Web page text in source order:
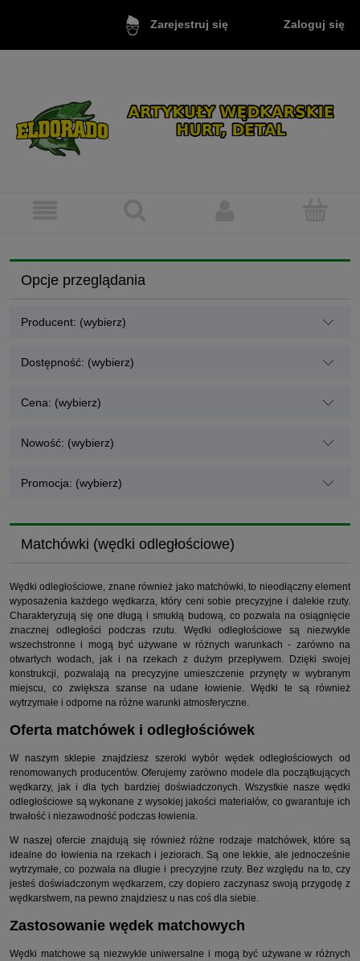
Zarejestruj się Zaloguj się
Opcje przeglądania
Producent: (wybierz)
Dostępność: (wybierz)
Cena: (wybierz)
Nowość: (wybierz)
Promocja: (wybierz)
Matchówki (wędki odległościowe)
Wędki odległościowe, znane również jako matchówki, to nieodłączny element
wyposażenia każdego wędkarza, który ceni sobie precyzyjne i dalekie rzuty.
Charakteryzują się one długą i smukłą budową, co pozwala na osiągnięcie
znacznej odległości podczas rzutu. Wędki odległościowe są niezwykle
wszechstronne i mogą być używane w różnych warunkach - zarówno na
otwartych wodach, jak i na rzekach z dużym przepływem. Dzięki swojej
konstrukcji, pozwalają na precyzyjne umieszczenie przynęty w wybranym
miejscu, co zwiększa szanse na udane łowienie. Wędki te są również
wytrzymałe i odporne na różne warunki atmosferyczne.
Oferta matchówek i odległościówek
W naszym sklepie znajdziesz szeroki wybór wędek odległościowych od
renomowanych producentów. Oferujemy zarówno modele dla początkujących
wędkarzy, jak i dla tych bardziej doświadczonych. Wszystkie nasze wędki
odległościowe są wykonane z wysokiej jakości materiałów, co gwarantuje ich
trwałość i niezawodność podczas łowienia.
W naszej ofercie znajdują się również różne rodzaje matchówek, które są
idealne do łowienia na rzekach i jeziorach. Są one lekkie, ale jednocześnie
wytrzymałe, co pozwala na długie i precyzyjne rzuty. Bez względu na to, czy
jesteś doświadczonym wędkarzem, czy dopiero zaczynasz swoją przygodę z
wędkarstwem, na pewno znajdziesz u nas coś dla siebie.
Zastosowanie wędek matchowych
Wędki matchowe są niezwykle uniwersalne i mogą być używane w różnych